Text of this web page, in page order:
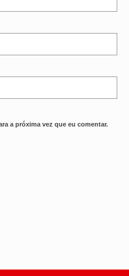
a próxima vez que eu comentar.